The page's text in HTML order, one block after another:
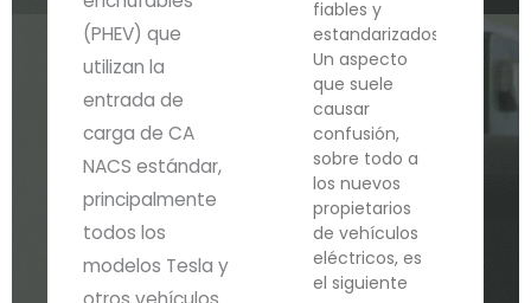
(PHEV) que
utilizan la
entrada de
carga de CA
NACS estándar,
principalmente
todos los
modelos Tesla y
fiables y
estandarizados.
Un aspecto
que suele
causar
confusión,
sobre todo a
los nuevos
propietarios
de vehículos
eléctricos, es
el siguiente